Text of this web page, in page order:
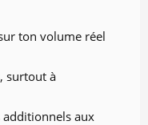
ton volume réel
surtout à
additionnels aux